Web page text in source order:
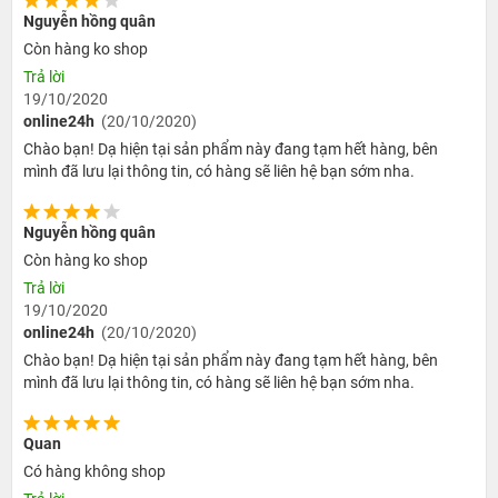
của người dùng, kể cả chạy đa nhiệm và game nặng. Vì vậy nếu
bạn là người có nhu cầu sử dụng smartphone cao vẫn có thể yên
tâm về hiệu năng trên thiết bị này.
4. Camera iPhone 5C mang lại chất lượng ảnh tốt
Trong cùng tầm giá có thể nói iPhone 5C mang lại chất lượng hình
ảnh khá tuyệt vời. Chiếc smartphone này có camera trước với độ
phân giải 1,2 megapixel và camera sau là 8 megapixel. Cho độ
quay phim chụp ảnh có chất lượng tốt ngay cả khi thiếu ánh
sáng. Các tính năng như chạm để lấy nét, zoom bằng 2 ngón tay
và khoá AE/AF vẫn hoạt động như cũ, tuy nhiên giờ đây thì bạn có
thể giữ nút chụp để chụp được nhiều tấm liên tiếp. Camera của
iPhone 5C có thể quay được video chuẩn 1080p ở tốc độ 30
khung hình/giây. Sở hữu một chiếc iPhone 5C Cũ giá rẻ có thể
24hStore để trải nghiệm ngay nhé!
5. iPhone 5C được trang bị viên pin có dung
Nguyễn hồng quân
Còn hàng ko shop
Trả lời
19/10/2020
online24h (20/10/2020)
Chào bạn! Dạ hiện tại sản phẩm này đang tạm hết hàng, bên
mình đã lưu lại thông tin, có hàng sẽ liên hệ bạn sớm nha.
Nguyễn hồng quân
Còn hàng ko shop
Trả lời
19/10/2020
online24h (20/10/2020)
Chào bạn! Dạ hiện tại sản phẩm này đang tạm hết hàng, bên
mình đã lưu lại thông tin, có hàng sẽ liên hệ bạn sớm nha.
Quan
Có hàng không shop